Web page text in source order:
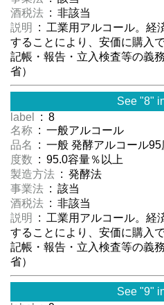
酒税法 : 非該当
説明
: 工業用アルコール。経
することにより、安価に購入
記帳・報告・立入検査等の義
省）
See "8"
label
: 8
名称 : 一般アルコール
品名
: 一般 発酵アルコール95
度数 : 95.0容量％以上
製造方法 : 発酵法
事業法 : 該当
酒税法 : 非該当
説明
: 工業用アルコール。経
することにより、安価に購入
記帳・報告・立入検査等の義
省）
See "9"